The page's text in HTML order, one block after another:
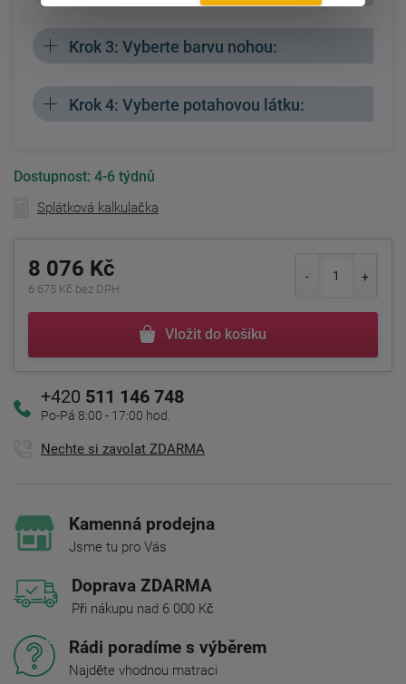
Krok 3: Vyberte barvu nohou:
Krok 4: Vyberte potahovou látku:
Dostupnost: 4-6 týdnů
Splátková kalkulačka
8 076 Kč
6 675 Kč bez DPH
Vložit do košíku
+420 511 146 748
Po-Pá 8:00 - 17:00 hod.
Nechte si zavolat ZDARMA
Kamenná prodejna
Jsme tu pro Vás
Doprava ZDARMA
Při nákupu nad 6 000 Kč
Rádi poradíme s výběrem
Najděte vhodnou matraci